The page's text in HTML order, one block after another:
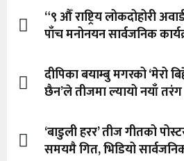
“९ औँ राष्ट्रिय लोकदोहोरी
पाँच मनोनयन सार्वजनिक
दीपिका बयाम्बु मगरको ‘मेरो
छैन’ले तीजमा ल्यायो नयाँ तरंग
‘बाडुली हरर’ तीज गीतको
समयमै गित, भिडियो